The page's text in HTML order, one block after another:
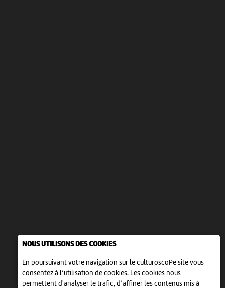
NOUS UTILISONS DES COOKIES
En poursuivant votre navigation sur le culturoscoPe site vous
consentez à l’utilisation de cookies. Les cookies nous
permettent d'analyser le trafic, d’affiner les contenus mis à